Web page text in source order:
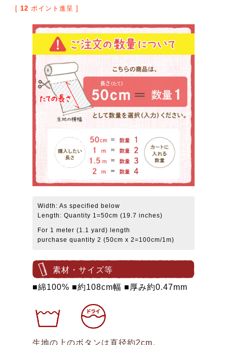
[ 12 ポイント進呈 ]
Width: As specified below
Length: Quantity 1=50cm (19.7 inches)
For 1 meter (1.1 yard) length
purchase quantity 2 (50cm x 2=100cm/1m)
素材・サイズ等
■綿100% ■約108cm幅 ■厚み約0.47mm
生地の上のボタンは直径約2cm。